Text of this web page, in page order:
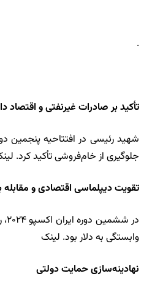
.
تأکید بر صادرات غیرنفتی و اقتصاد
جلوگیری از خام‌فروشی تأکید کرد.
تقویت دیپلماسی اقتصادی و مقابله
وابستگی به دلار بود. لینک
نهادینه‌سازی حمایت دولتی